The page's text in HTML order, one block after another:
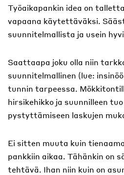
Työaikapankin idea on
vapaana käytettäväksi.
suunnitelmallista ja usein
Saattaapa joku olla niin
suunnitelmallinen (lue:
tunnin tarpeessa.
hirsikehikko ja suunnilleen
pystyttämiseen laskujen
Ei sitten muuta kuin
pankkiin aikaa. Tähänkin on
tehtävä. Ihan niin kuin on